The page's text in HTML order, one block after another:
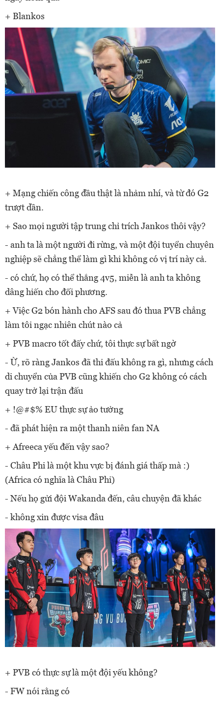
+ Blankos
+ Mạng chiến công đầu thật là nhảm nhí, và từ đó G2
trượt dần.
+ Sao mọi người tập trung chỉ trích Jankos thôi vậy?
- anh ta là một người đi rừng, và một đội tuyển chuyên
nghiệp sẽ chẳng thể làm gì khi không có vị trí này cả.
- có chứ, họ có thể thắng 4v5, miễn là anh ta không
dâng hiến cho đối phương.
+ Việc G2 bón hành cho AFS sau đó thua PVB chẳng
làm tôi ngạc nhiên chút nào cả
+ PVB macro tốt đấy chứ, tôi thực sự bất ngờ
- Ừ, rõ ràng Jankos đã thi đấu không ra gì, nhưng cách
di chuyển của PVB cũng khiến cho G2 không có cách
quay trở lại trận đấu
+ !@#$% EU thực sự ảo tưởng
- đã phát hiện ra một thanh niên fan NA
+ Afreeca yếu đến vậy sao?
- Châu Phi là một khu vực bị đánh giá thấp mà :)
(Africa có nghĩa là Châu Phi)
- Nếu họ gửi đội Wakanda đến, câu chuyện đã khác
- không xin được visa đâu
+ PVB có thực sự là một đội yếu không?
- FW nói rằng có